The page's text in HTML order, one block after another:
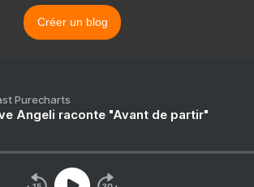
Créer un blog
Purecharts
Angeli raconte "Avant de partir"